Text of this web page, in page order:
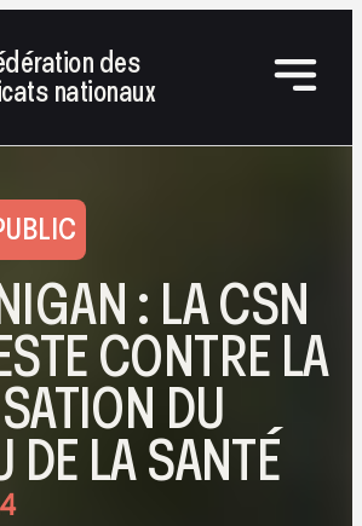
des
nationaux
: LA CSN
CONTRE LA
DU
DE LA SANTÉ